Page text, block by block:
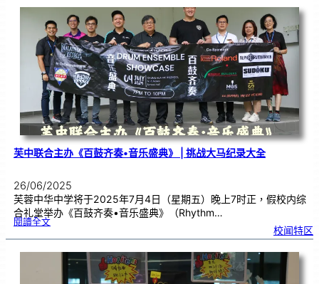
大
会
强
化
纪
律
意
识
与
宿
舍
管
理
芙中联合主办《百鼓齐奏•音乐盛典》 | 挑战大马纪录大全
26/06/2025
芙蓉中华中学将于2025年7月4日（星期五）晚上7时正，假校内综
合礼堂举办《百鼓齐奏•音乐盛典》（Rhythm…
閱讀全文:芙
合
办
《
校闻特区